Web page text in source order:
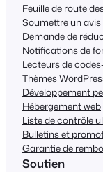
Feuille de route
Soumettre un avis
Demande de
Notifications de
Lecteurs de
Thèmes
Développement
Hébergement web
Liste de contrôle
Bulletins et
Garantie de
Soutien